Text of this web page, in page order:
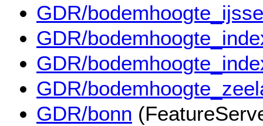
GDR/
GDR/
GDR/
GDR/
GDR/bonn